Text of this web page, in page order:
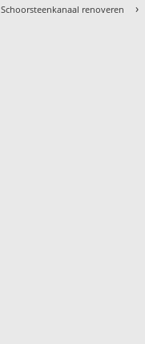
Schoorsteenkanaal renoveren ›